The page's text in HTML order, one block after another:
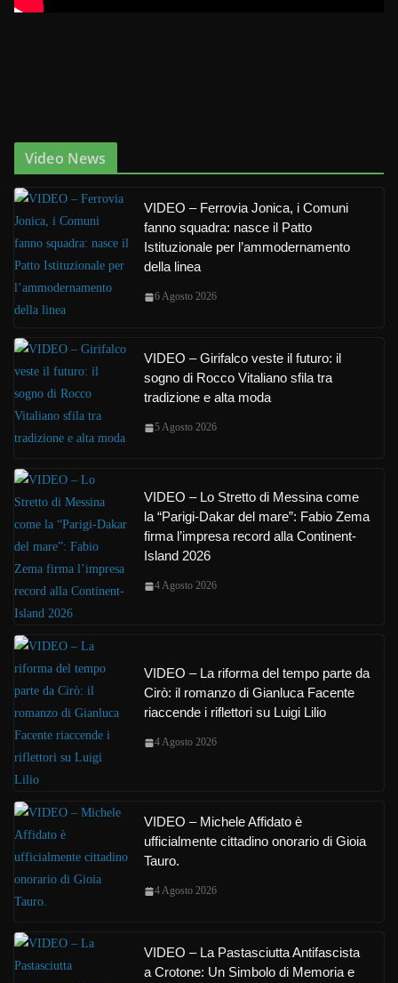
Video News
VIDEO – Ferrovia Jonica, i Comuni
fanno squadra: nasce il Patto
Istituzionale per l’ammodernamento
della linea
6 Agosto 2026
VIDEO – Girifalco veste il futuro: il
sogno di Rocco Vitaliano sfila tra
tradizione e alta moda
5 Agosto 2026
VIDEO – Lo Stretto di Messina come
la “Parigi-Dakar del mare”: Fabio Zema
firma l’impresa record alla Continent-
Island 2026
4 Agosto 2026
VIDEO – La riforma del tempo parte da
Cirò: il romanzo di Gianluca Facente
riaccende i riflettori su Luigi Lilio
4 Agosto 2026
VIDEO – Michele Affidato è
ufficialmente cittadino onorario di Gioia
Tauro.
4 Agosto 2026
VIDEO – La Pastasciutta Antifascista
a Crotone: Un Simbolo di Memoria e